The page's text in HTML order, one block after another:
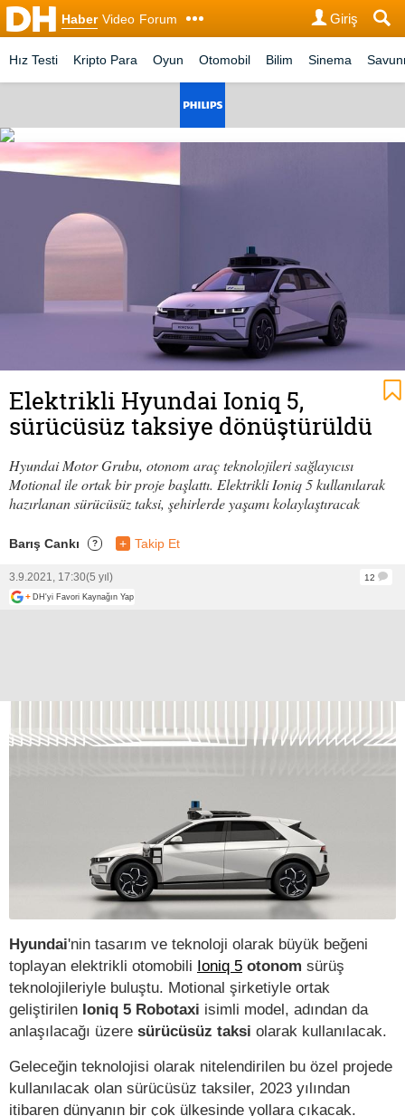
Haber Video Forum Giriş
Hız Testi Kripto Para Oyun Otomobil Bilim Sinema
Elektrikli Hyundai Ioniq 5,
sürücüsüz taksiye dönüştürüldü
Hyundai Motor Grubu, otonom araç teknolojileri sağlayıcısı
Motional ile ortak bir proje başlattı. Elektrikli Ioniq 5 kullanılarak
hazırlanan sürücüsüz taksi, şehirlerde yaşamı kolaylaştıracak
Barış Cankı ? + Takip Et
3.9.2021, 17:30(5 yıl)
12
+ DH'yi Favori Kaynağın Yap
Hyundai'nin tasarım ve teknoloji olarak büyük beğeni
toplayan elektrikli otomobili Ioniq 5 otonom sürüş
teknolojileriyle buluştu. Motional şirketiyle ortak
geliştirilen Ioniq 5 Robotaxi isimli model, adından da
anlaşılacağı üzere sürücüsüz taksi olarak kullanılacak.
Geleceğin teknolojisi olarak nitelendirilen bu özel projede
kullanılacak olan sürücüsüz taksiler, 2023 yılından
itibaren dünyanın bir çok ülkesinde yollara çıkacak.